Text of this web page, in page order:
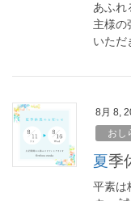
あふれ
主様の
いただ
8月 8,
おし
夏
平素は